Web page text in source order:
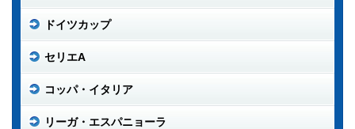
ドイツカップ
セリエA
コッパ・イタリア
リーガ・エスパニョーラ